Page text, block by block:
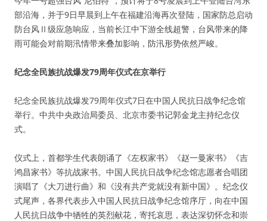
部沿海，并于9日早晨到上午在福建沿海再次登陆，国家防总启动
防台风Ⅱ级应急响应，当前长江中下游全线超警，台风带来的降
雨可能会对前期汛情带来叠加影响，防汛形势依然严峻。
纪念全民族抗战爆发79周年仪式在京举行
纪念全民族抗战爆发79周年仪式7日在中国人民抗日战争纪念馆
举行。中共中央政治局委员、北京市委书记郭金龙主持纪念仪
式。
仪式上，首都学生代表朗诵了《左权家书》《赵一曼家书》《吉
鸿昌家书》等抗战家书。中国人民抗日战争纪念馆志愿者合唱团
演唱了《大刀进行曲》和《没有共产党就没有新中国》。纪念仪
式尾声，各界代表步入中国人民抗日战争纪念馆序厅，向在中国
人民抗日战争中牺牲的英烈献花，寄托哀思，表达深切怀念和崇